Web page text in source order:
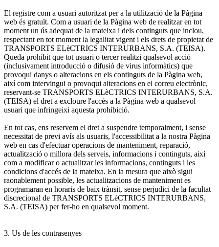
El registre com a usuari autoritzat per a la utilització de la Pàgina
web és gratuït. Com a usuari de la Pàgina web de realitzar en tot
moment un ús adequat de la mateixa i dels continguts que inclou,
respectant en tot moment la legalitat vigent i els drets de propietat de
TRANSPORTS ELèCTRICS INTERURBANS, S.A. (TEISA).
Queda prohibit que tot usuari o tercer realitzi qualsevol acció
(inclusivament introducció o difusió de virus informàtics) que
provoqui danys o alteracions en els continguts de la Pàgina web,
així com intervingui o provoqui alteracions en el correu electrònic,
reservant-se TRANSPORTS ELèCTRICS INTERURBANS, S.A.
(TEISA) el dret a excloure l'accés a la Pàgina web a qualsevol
usuari que infringeixi aquesta prohibició.
En tot cas, ens reservem el dret a suspendre temporalment, i sense
necessitat de previ avís als usuaris, l'accessibilitat a la nostra Pàgina
web en cas d'efectuar operacions de manteniment, reparació,
actualització o millora dels serveis, informacions i continguts, així
com a modificar o actualitzar les informacions, continguts i les
condicions d'accés de la mateixa. En la mesura que això sigui
raonablement possible, les actualitzacions de manteniment es
programaran en horaris de baix trànsit, sense perjudici de la facultat
discrecional de TRANSPORTS ELèCTRICS INTERURBANS,
S.A. (TEISA) per fer-ho en qualsevol moment.
3. Us de les contrasenyes